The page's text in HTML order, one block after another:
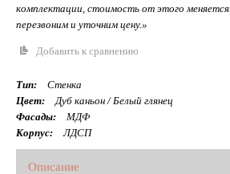
комплектации, стоимость от этого
перезвоним и уточним цену.»
Добавить к сравнению
Тип:
Стенка
Цвет:
Дуб каньон / Белый глянец
Фасады:
МДФ
Корпус:
ЛДСП
Описание